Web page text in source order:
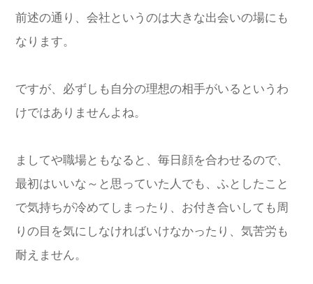
前述の通り、会社というのは大きな出会いの場にも
なります。
ですが、必ずしも自分の理想の相手がいるというわ
けではありませんよね。
ましてや職場ともなると、毎日顔を合わせるので、
最初はいいな～と思っていた人でも、ふとしたこと
で気持ちが冷めてしまったり、お付き合いしても周
りの目を気にしなければいけなかったり、気苦労も
耐えません。